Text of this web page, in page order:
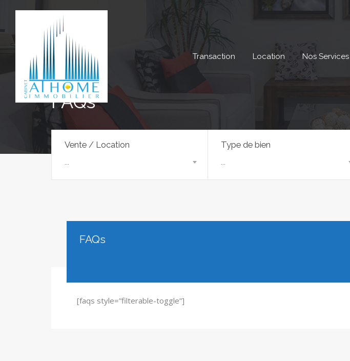
Transaction Location Nos Services
FAQs
Vente / Location Type de bien
FAQs
[faqs style=”filterable-toggle”]